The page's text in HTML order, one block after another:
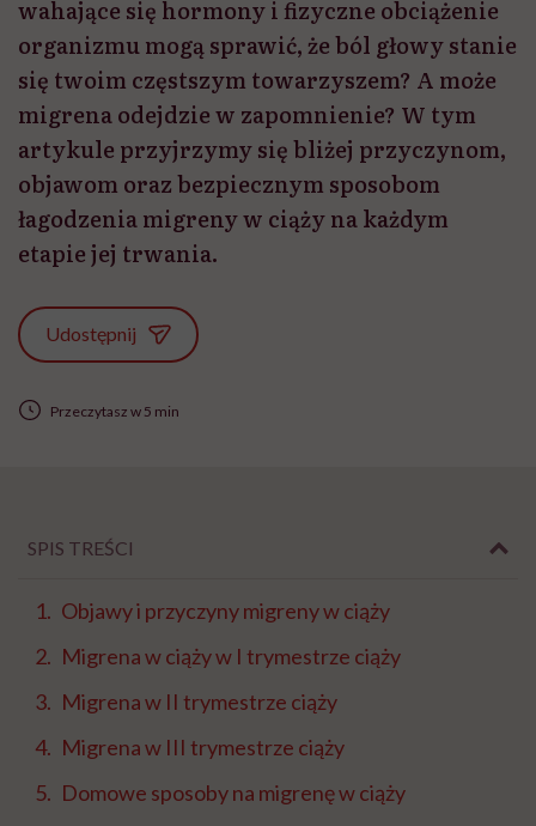
wahające się hormony i fizyczne obciążenie
organizmu mogą sprawić, że ból głowy stanie
się twoim częstszym towarzyszem? A może
migrena odejdzie w zapomnienie? W tym
artykule przyjrzymy się bliżej przyczynom,
objawom oraz bezpiecznym sposobom
łagodzenia migreny w ciąży na każdym
etapie jej trwania.
Udostępnij
Przeczytasz w 5 min
SPIS TREŚCI
Objawy i przyczyny migreny w ciąży
Migrena w ciąży w I trymestrze ciąży
Migrena w II trymestrze ciąży
Migrena w III trymestrze ciąży
Domowe sposoby na migrenę w ciąży